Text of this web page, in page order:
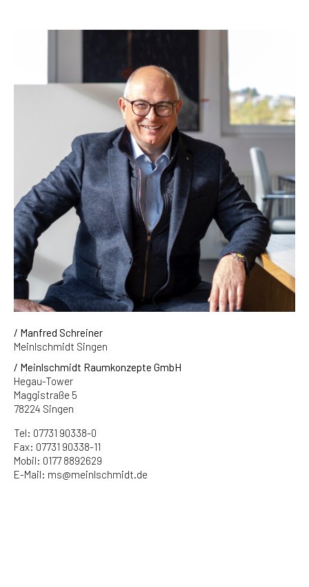
/ Manfred Schreiner
Meinlschmidt Singen
/ Meinlschmidt Raumkonzepte GmbH
Hegau-Tower
Maggistraße 5
78224 Singen
Tel: 07731 90338-0
Fax: 07731 90338-11
Mobil: 0177 8892629
E-Mail: ms@meinlschmidt.de